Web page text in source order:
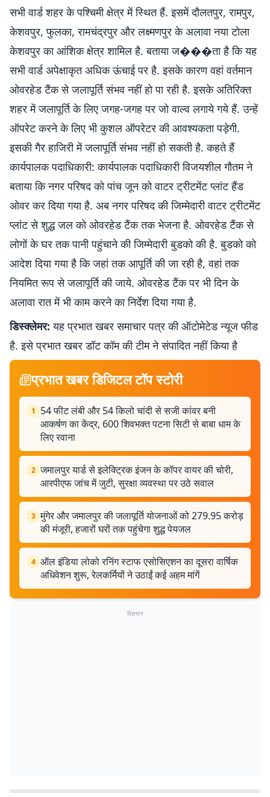
सभी वार्ड शहर के पश्चिमी क्षेत्र में स्थित हैं. इसमें दौलतपुर, रामपुर,
केशवपुर, फुलका, रामचंद्रपुर और लक्ष्मणपुर के अलावा नया टोला
केशवपुर का आंशिक क्षेत्र शामिल है. बताया ज���ता है कि यह
सभी वार्ड अपेक्षाकृत अधिक ऊंचाई पर है. इसके कारण वहां वर्तमान
ओवरहेड टैंक से जलापूर्ति संभव नहीं हो पा रही है. इसके अतिरिक्त
शहर में जलापूर्ति के लिए जगह-जगह पर जो वाल्व लगाये गये हैं. उन्हें
ऑपरेट करने के लिए भी कुशल ऑपरेटर की आवश्यकता पड़ेगी.
इसकी गैर हाजिरी में जलापूर्ति संभव नहीं हो सकती है. कहते हैं
कार्यपालक पदाधिकारी: कार्यपालक पदाधिकारी विजयशील गौतम ने
बताया कि नगर परिषद को पांच जून को वाटर ट्रीटमेंट प्लांट हैंड
ओवर कर दिया गया है. अब नगर परिषद की जिम्मेदारी वाटर ट्रीटमेंट
प्लांट से शुद्ध जल को ओवरहेड टैंक तक भेजना है. ओवरहेड टैंक से
लोगों के घर तक पानी पहुंचाने की जिम्मेदारी बुडको की है. बुडको को
आदेश दिया गया है कि जहां तक आपूर्ति की जा रही है, वहां तक
नियमित रूप से जलापूर्ति की जाये. ओवरहेड टैंक पर भी दिन के
अलावा रात में भी काम करने का निर्देश दिया गया है.
डिस्क्लेमर: यह प्रभात खबर समाचार पत्र की ऑटोमेटेड न्यूज फीड
है. इसे प्रभात खबर डॉट कॉम की टीम ने संपादित नहीं किया है
प्रभात खबर डिजिटल टॉप स्टोरी
1
54 फीट लंबी और 54 किलो चांदी से सजी कांवर बनी
आकर्षण का केंद्र, 600 शिवभक्त पटना सिटी से बाबा धाम के
लिए रवाना
2 जमालपुर यार्ड से इलेक्ट्रिक इंजन के कॉपर वायर की चोरी,
आरपीएफ जांच में जुटी, सुरक्षा व्यवस्था पर उठे सवाल
3 मुंगेर और जमालपुर की जलापूर्ति योजनाओं को 279.95 करोड़
की मंजूरी, हजारों घरों तक पहुंचेगा शुद्ध पेयजल
4 ऑल इंडिया लोको रनिंग स्टाफ एसोसिएशन का दूसरा वार्षिक
अधिवेशन शुरू, रेलकर्मियों ने उठाईं कई अहम मांगें
विज्ञापन